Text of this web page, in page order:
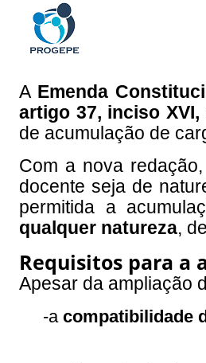
A Emenda
artigo 37, inciso
de acumulação de
Com a nova
docente seja de
permitida a
qualquer natureza,
Requisitos para a
Apesar da ampliação
-acompatibilidade